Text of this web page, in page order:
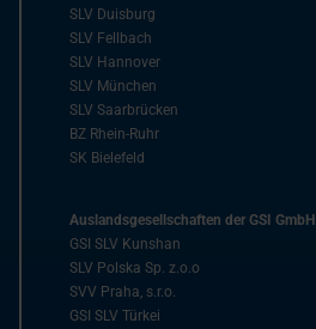
SLV Duisburg
SLV Fellbach
SLV Hannover
SLV München
SLV Saarbrücken
BZ Rhein-Ruhr
SK Bielefeld
Auslandsgesellschaften der GSI GmbH
GSI SLV Kunshan
SLV Polska Sp. z.o.o
SVV Praha, s.r.o.
GSI SLV Türkei